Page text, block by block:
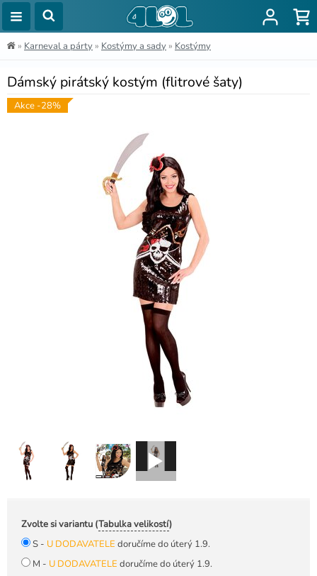
» Karneval a párty » Kostýmy a sady » Kostýmy
Dámský pirátský kostým (flitrové šaty)
Akce -28%
Zvolte si variantu (Tabulka velikostí)
S - U DODAVATELE doručíme do úterý 1.9.
M - U DODAVATELE doručíme do úterý 1.9.